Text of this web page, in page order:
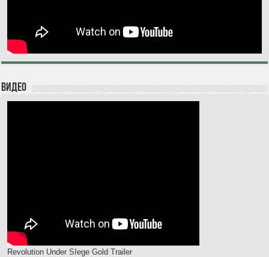
Видео
Revolution Under SIege Gold Trailer